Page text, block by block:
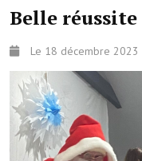
Découvrez Fressin
Urbanisme
Nous contacter
Horaires de la
Belle
Le 18 décembre 2023